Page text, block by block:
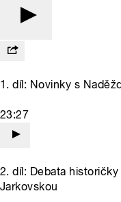
1. díl: Novinky s
23:27
2. díl: Debata
Jarkovskou